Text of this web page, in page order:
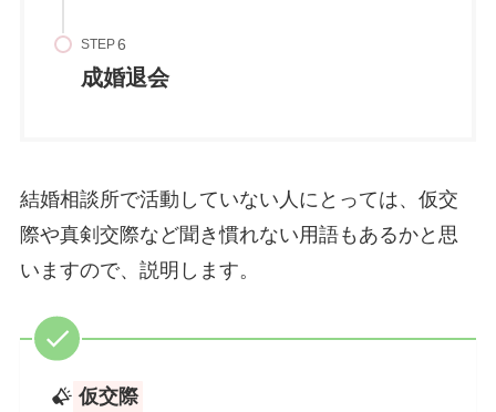
STEP
成婚退会
結婚相談所で活動していない人にとっては、仮交
際や真剣交際など聞き慣れない用語もあるかと思
いますので、説明します。
仮交際